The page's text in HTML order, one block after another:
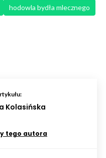
hodowla bydła mlecznego
Kolasińska
tego autora